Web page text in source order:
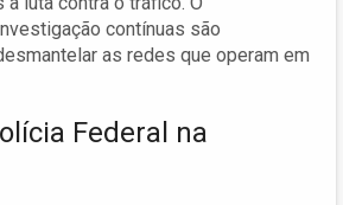
contínuas são
as redes que operam em
Federal na